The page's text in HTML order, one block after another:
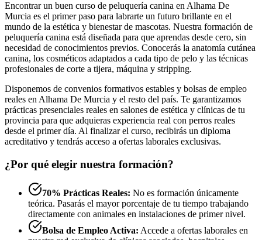
Encontrar un buen curso de peluquería canina en Alhama De
Murcia es el primer paso para labrarte un futuro brillante en el
mundo de la estética y bienestar de mascotas. Nuestra formación de
peluquería canina está diseñada para que aprendas desde cero, sin
necesidad de conocimientos previos. Conocerás la anatomía cutánea
canina, los cosméticos adaptados a cada tipo de pelo y las técnicas
profesionales de corte a tijera, máquina y stripping.
Disponemos de convenios formativos estables y bolsas de empleo
reales en Alhama De Murcia y el resto del país. Te garantizamos
prácticas presenciales reales en salones de estética y clínicas de tu
provincia para que adquieras experiencia real con perros reales
desde el primer día. Al finalizar el curso, recibirás un diploma
acreditativo y tendrás acceso a ofertas laborales exclusivas.
¿Por qué elegir nuestra formación?
70% Prácticas Reales: No es formación únicamente
teórica. Pasarás el mayor porcentaje de tu tiempo trabajando
directamente con animales en instalaciones de primer nivel.
Bolsa de Empleo Activa: Accede a ofertas laborales en